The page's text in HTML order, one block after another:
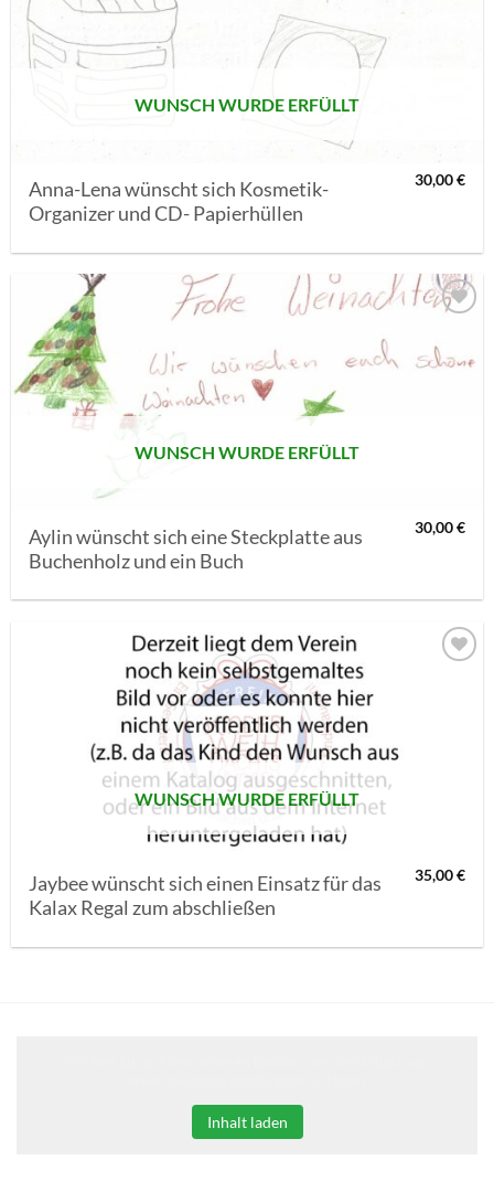
WUNSCH WURDE ERFÜLLT
Anna-Lena wünscht sich Kosmetik-
Organizer und CD- Papierhüllen
30,00€
MERKLISTE
SETZEN
WUNSCH WURDE ERFÜLLT
Aylin wünscht sich eine Steckplatte aus
Buchenholz und ein Buch
30,00€
WUNSCH WURDE ERFÜLLT
Jaybee wünscht sich einen Einsatz für das
Kalax Regal zum abschließen
35,00€
Inhalt laden